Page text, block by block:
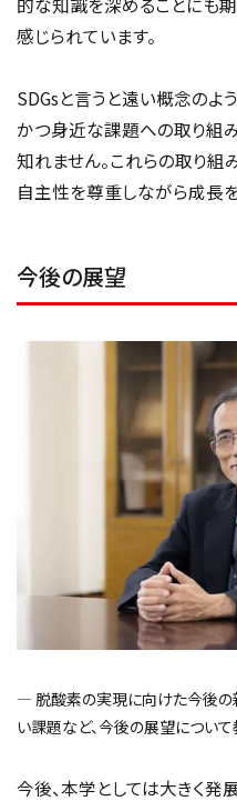
感じられています。
SDGsと言うと遠い概念のよ
かつ身近な課題への取り組
知れません。これらの取り
自主性を尊重しながら成長
今後の展望
― 脱酸素の実現に向けた今後の
い課題など、今後の展望について
今後、本学としては大きく